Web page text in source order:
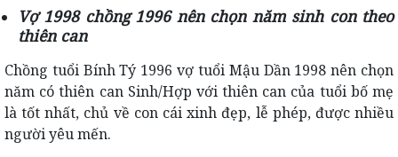
Vợ 1998 chồng 1996 nên chọn năm sinh con theo
thiên can
Chồng tuổi Bính Tý 1996 vợ tuổi Mậu Dần 1998 nên chọn
năm có thiên can Sinh/Hợp với thiên can của tuổi bố mẹ
là tốt nhất, chủ về con cái xinh đẹp, lễ phép, được nhiều
người yêu mến.